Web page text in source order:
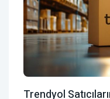
Trendyol